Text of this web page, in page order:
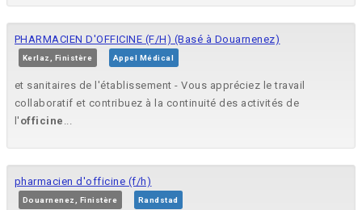
PHARMACIEN D'OFFICINE (F/H) (Basé à Douarnenez)
Kerlaz, Finistère Appel Médical
et sanitaires de l'établissement - Vous appréciez le travail
collaboratif et contribuez à la continuité des activités de
l' officine ...
pharmacien d'officine (f/h)
Douarnenez, Finistère Randstad